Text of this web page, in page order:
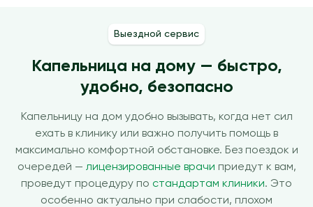
Выездной сервис
Капельница на дому — быстро,
удобно, безопасно
Капельницу на дом удобно вызывать, когда нет сил
ехать в клинику или важно получить помощь в
максимально комфортной обстановке. Без поездок и
очередей — лицензированные врачи приедут к вам,
проведут процедуру по стандартам клиники. Это
особенно актуально при слабости, плохом